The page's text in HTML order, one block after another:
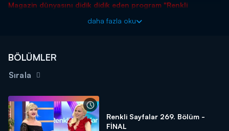
Magazin dünyasını didik didik eden program "Renkli
ile hafta içi her gün saat 09.30'da Kanal D'de!
daha fazla oku
BÖLÜMLER
Sırala
Renkli Sayfalar 269. Bölüm -
FİNAL